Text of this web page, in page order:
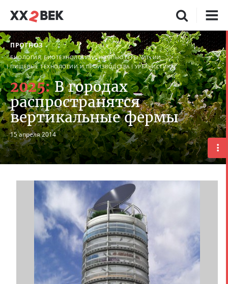
ПРОГНОЗ
БИОЛОГИЯ, БИОТЕХНОЛОГИИ
КОМПЬЮТЕРЫ, ИТ, ИИ
ПИЩЕВЫЕ ТЕХНОЛОГИИ И ПРОИЗВОДСТВА
УРБАНИСТИКА
2025:В городах
распространятся
вертикальные фермы
15 апреля 2014